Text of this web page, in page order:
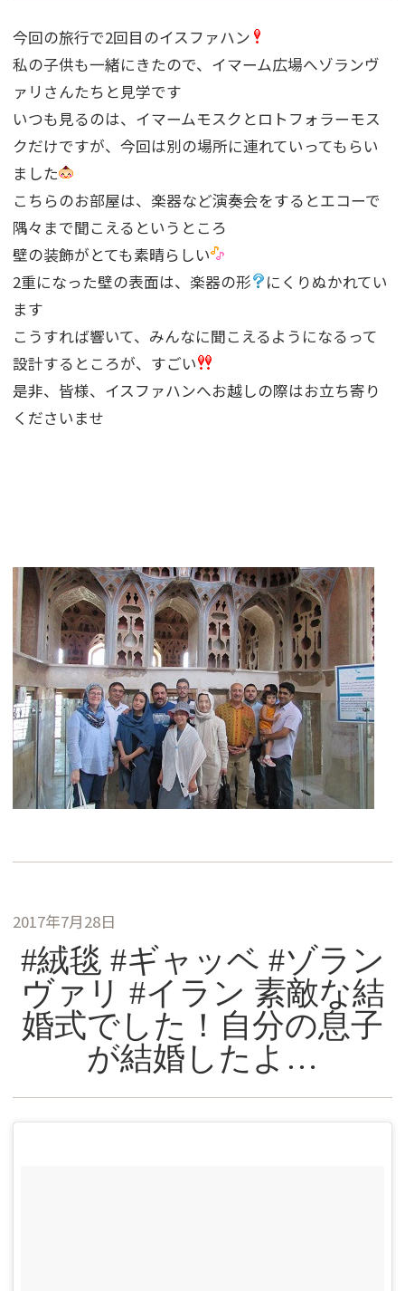
今回の旅行で2回目のイスファハン
私の子供も一緒にきたので、イマーム広場へゾランヴ
ァリさんたちと見学です
いつも見るのは、イマームモスクとロトフォラーモス
クだけですが、今回は別の場所に連れていってもらい
ました
こちらのお部屋は、楽器など演奏会をするとエコーで
隅々まで聞こえるというところ
壁の装飾がとても素晴らしい
2重になった壁の表面は、楽器の形
にくりぬかれてい
ます
こうすれば響いて、みんなに聞こえるようになるって
設計するところが、すごい
是非、皆様、イスファハンへお越しの際はお立ち寄り
くださいませ
2017年7月28日
#絨毯 #ギャッベ #ゾラン
ヴァリ #イラン 素敵な結
婚式でした！自分の息子
が結婚したよ…